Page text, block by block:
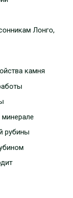
Лонго,
камня
рубины